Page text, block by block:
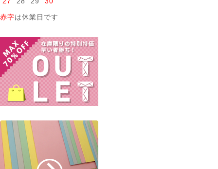
赤字は休業日です